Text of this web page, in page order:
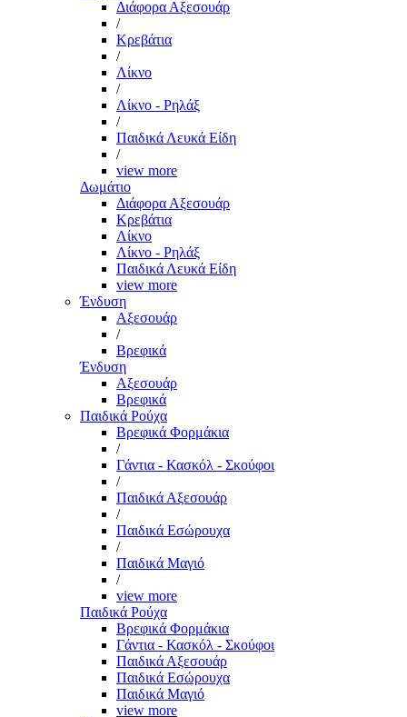
Διάφορα Αξεσουάρ
/
Κρεβάτια
/
Λίκνο
/
Λίκνο - Ρηλάξ
/
Παιδικά Λευκά Είδη
/
view more
Δωμάτιο
Διάφορα Αξεσουάρ
Κρεβάτια
Λίκνο
Λίκνο - Ρηλάξ
Παιδικά Λευκά Είδη
view more
Ένδυση
Αξεσουάρ
/
Βρεφικά
Ένδυση
Αξεσουάρ
Βρεφικά
Παιδικά Ρούχα
Βρεφικά Φορμάκια
/
Γάντια - Κασκόλ - Σκούφοι
/
Παιδικά Αξεσουάρ
/
Παιδικά Εσώρουχα
/
Παιδικά Μαγιό
/
view more
Παιδικά Ρούχα
Βρεφικά Φορμάκια
Γάντια - Κασκόλ - Σκούφοι
Παιδικά Αξεσουάρ
Παιδικά Εσώρουχα
Παιδικά Μαγιό
view more